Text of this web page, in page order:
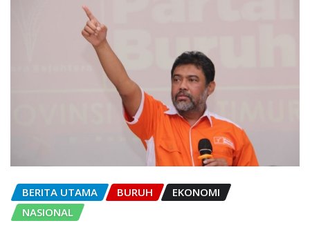
BERITA UTAMA BURUH
EKONOMI
NASIONAL